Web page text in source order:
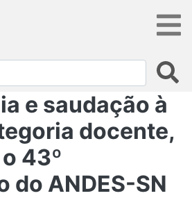
e saudação à
docente,
43º
do ANDES-SN